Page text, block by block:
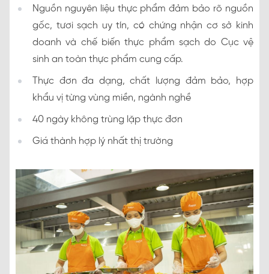
Nguồn nguyên liệu thực phẩm đảm bảo rõ nguồn
gốc, tươi sạch uy tín, có chứng nhận cơ sở kinh
doanh và chế biến thực phẩm sạch do Cục vệ
sinh an toàn thực phẩm cung cấp.
Thực đơn đa dạng, chất lượng đảm bảo, hợp
khẩu vị từng vùng miền, ngành nghề
40 ngày không trùng lặp thực đơn
Giá thành hợp lý nhất thị trường